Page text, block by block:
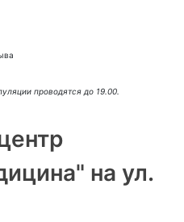
проводятся до 19.00.
на ул.